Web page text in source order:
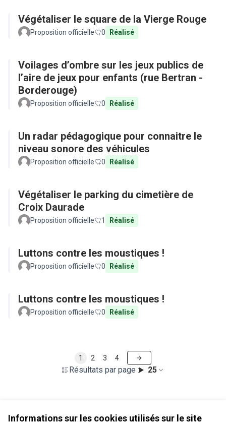
Informations sur les cookies utilisés sur le site
Végétaliser le square de la Vierge Rouge
Proposition officielle 0 Réalisé
Voilages d’ombre sur les jeux publics de
l’aire de jeux pour enfants (rue Bertran -
Borderouge)
Proposition officielle 0 Réalisé
Un radar pédagogique pour connaitre le
niveau sonore des véhicules
Proposition officielle 0 Réalisé
Végétaliser le parking du cimetière de
Croix Daurade
Proposition officielle 1 Réalisé
Luttons contre les moustiques !
Proposition officielle 0 Réalisé
Luttons contre les moustiques !
Proposition officielle 0 Réalisé
Résultats par page : 25
1 2 3 4